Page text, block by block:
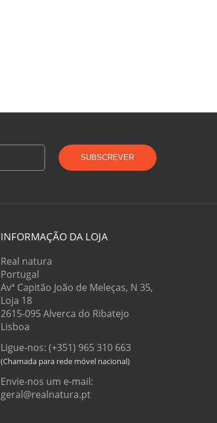
SUBSCREVER
INFORMAÇÃO DA LOJA
Real natura
Portugal
Avª Capitão João de Meleças, N 35,
Loja 18
2615-095 Alverca do Ribatejo
Lisboa
Ligue-nos: (+351) 965 310 663
Envie-nos um e-mail:
geral@realnatura.pt